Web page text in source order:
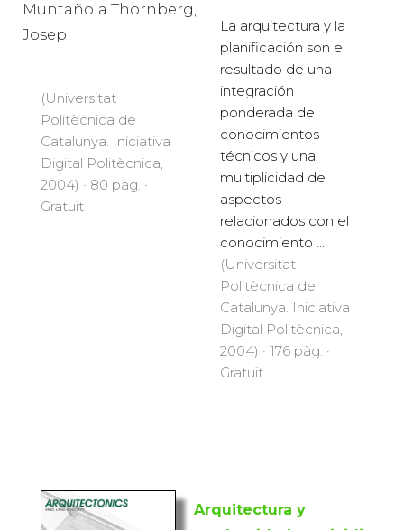
Muntañola Thornberg,
Josep
(Universitat
Politècnica de
Catalunya. Iniciativa
Digital Politècnica,
2004) · 80 pàg. ·
Gratuït
La arquitectura y la
planificación son el
resultado de una
integración
ponderada de
conocimientos
técnicos y una
multiplicidad de
aspectos
relacionados con el
conocimiento ...
(Universitat
Politècnica de
Catalunya. Iniciativa
Digital Politècnica,
2004) · 176 pàg. ·
Gratuït
Arquitectura y